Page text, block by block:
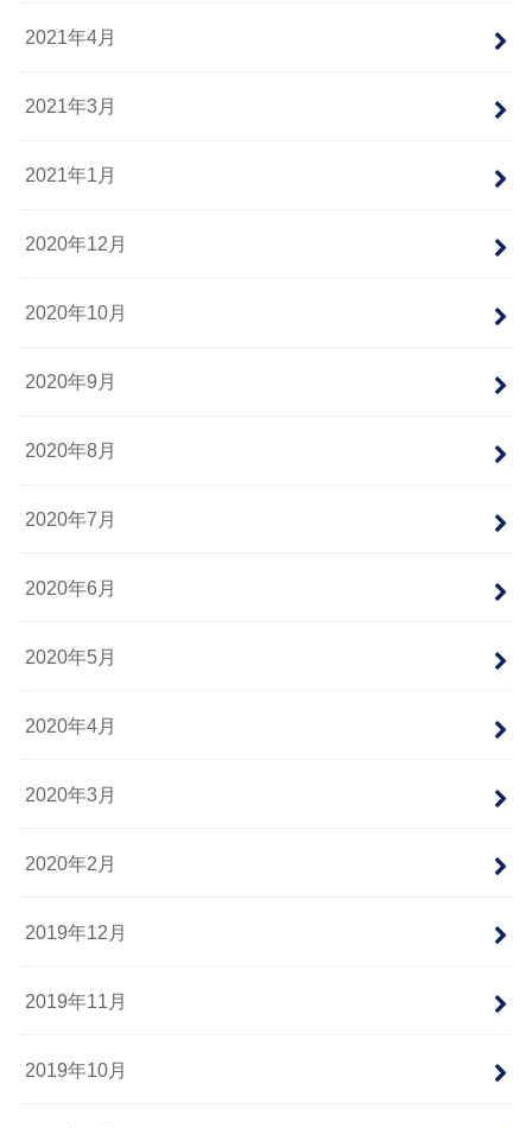
2021年4月
2021年3月
2021年1月
2020年12月
2020年10月
2020年9月
2020年8月
2020年7月
2020年6月
2020年5月
2020年4月
2020年3月
2020年2月
2019年12月
2019年11月
2019年10月